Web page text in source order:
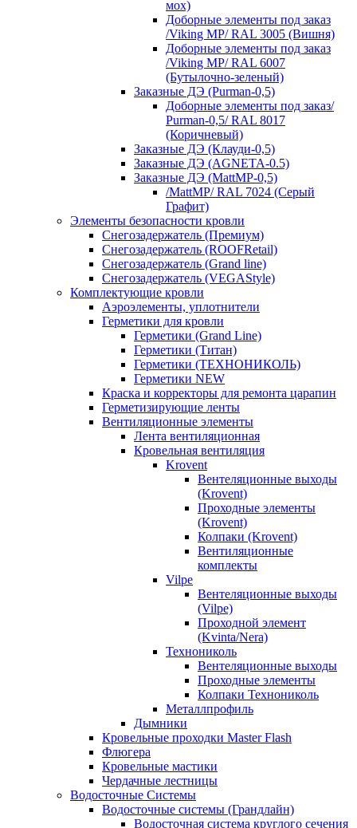
мох)
Доборные элементы под заказ
/Viking MP/ RAL 3005 (Вишня)
Доборные элементы под заказ
/Viking MP/ RAL 6007
(Бутылочно-зеленый)
Заказные ДЭ (Purman-0,5)
Доборные элементы под заказ/
Purman-0,5/ RAL 8017
(Коричневый)
Заказные ДЭ (Клауди-0,5)
Заказные ДЭ (AGNETA-0.5)
Заказные ДЭ (MattMP-0,5)
/MattMP/ RAL 7024 (Серый
Графит)
Элементы безопасности кровли
Снегозадержатель (Премиум)
Снегозадержатель (ROOFRetail)
Снегозадержатель (Grand line)
Снегозадержатель (VEGAStyle)
Комплектующие кровли
Аэроэлементы, уплотнители
Герметики для кровли
Герметики (Grand Line)
Герметики (Титан)
Герметики (ТЕХНОНИКОЛЬ)
Герметики NEW
Краска и корректоры для ремонта царапин
Герметизирующие ленты
Вентиляционные элементы
Лента вентиляционная
Кровельная вентиляция
Krovent
Вентеляционные выходы
(Krovent)
Проходные элементы
(Krovent)
Колпаки (Krovent)
Вентиляционные
комплекты
Vilpe
Вентеляционные выходы
(Vilpe)
Проходной элемент
(Kvinta/Nera)
Технониколь
Вентеляционные выходы
Проходные элементы
Колпаки Технониколь
Металлпрофиль
Дымники
Кровельные проходки Master Flash
Флюгера
Кровельные мастики
Чердачные лестницы
Водосточные Системы
Водосточные системы (Грандлайн)
Водосточная система круглого сечения